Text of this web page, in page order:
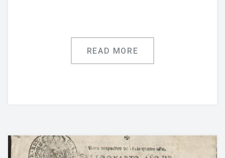
READ MORE